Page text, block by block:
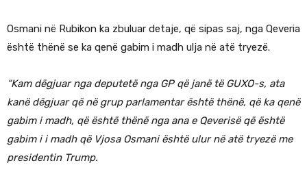
Osmani në Rubikon ka zbuluar detaje, që sipas saj, nga Qeveria
është thënë se ka qenë gabim i madh ulja në atë tryezë.
“Kam dëgjuar nga deputetë nga GP që janë të GUXO-s, ata
kanë dëgjuar që në grup parlamentar është thënë, që ka qenë
gabim i madh, që është thënë nga ana e Qeverisë që është
gabim i i madh që Vjosa Osmani është ulur në atë tryezë me
presidentin Trump.